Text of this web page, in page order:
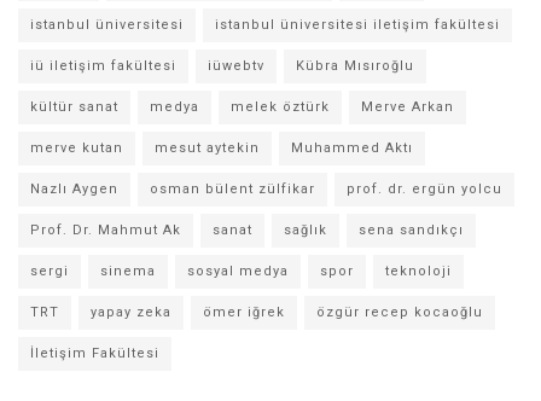
istanbul üniversitesi istanbul üniversitesi iletişim fakültesi
iü iletişim fakültesi iüwebtv Kübra Mısıroğlu
kültür sanat medya melek öztürk Merve Arkan
merve kutan mesut aytekin Muhammed Aktı
Nazlı Aygen osman bülent zülfikar prof. dr. ergün yolcu
Prof. Dr. Mahmut Ak sanat sağlık sena sandıkçı
sergi sinema sosyal medya spor teknoloji
TRT yapay zeka ömer iğrek özgür recep kocaoğlu
İletişim Fakültesi